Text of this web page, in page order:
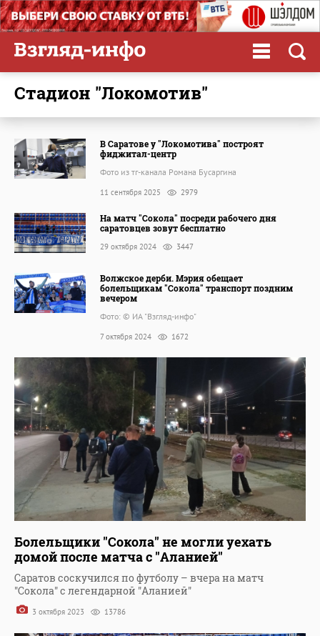
стадион "Локомотив"
В Саратове у "Локомотива" построят
фиджитал-центр
Фото из тг-канала Романа Бусаргина
11 сентября 2025 2979
На матч "Сокола" посреди рабочего дня
саратовцев зовут бесплатно
29 октября 2024 3447
Волжское дерби. Мэрия обещает
болельщикам "Сокола" транспорт поздним
вечером
Фото: © ИА "Взгляд-инфо"
7 октября 2024 1672
Болельщики "Сокола" не могли уехать
домой после матча с "Аланией"
Саратов соскучился по футболу – вчера на матч
"Сокола" с легендарной "Аланией"
3 октября 2023 13786